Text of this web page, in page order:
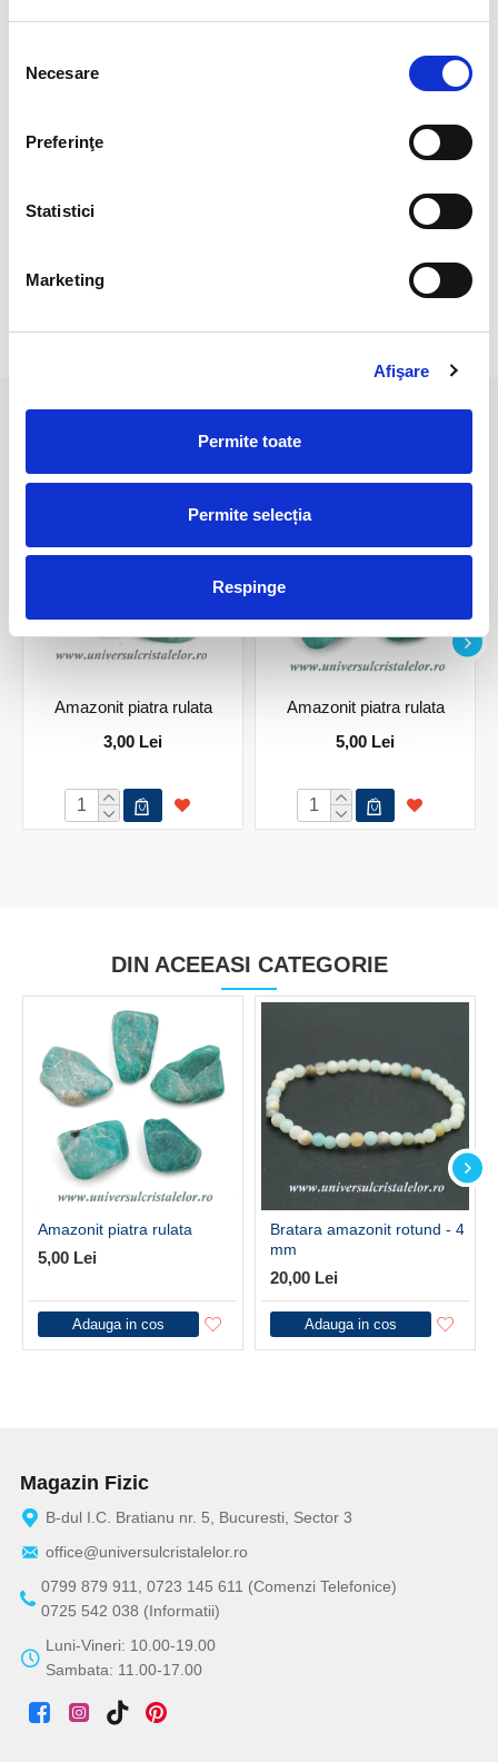
consimțământului
Necesare
Preferinţe
Statistici
Marketing
Afişare
Permite toate
Permite selecția
Respinge
Transformă-ți rutina zilnică într-o experiență de pace cu
Pozele sunt realizate cu aparat profesionist sub lumina alba.
mobilului/tabletei/laptopului dumneavoastra.
RECENZII CLIENTI
PRODUSE ASEMANATOARE
Amazonit piatra rulata
3,00 Lei
Amazonit piatra rulata
5,00 Lei
DIN ACEEASI CATEGORIE
Amazonit piatra rulata
5,00 Lei
Adauga in cos
Bratara amazonit rotund - 4
mm
20,00 Lei
Adauga in cos
Magazin Fizic
B-dul I.C. Bratianu nr. 5, Bucuresti, Sector 3
office@universulcristalelor.ro
0799 879 911, 0723 145 611 (Comenzi Telefonice)
0725 542 038 (Informatii)
Luni-Vineri: 10.00-19.00
Sambata: 11.00-17.00